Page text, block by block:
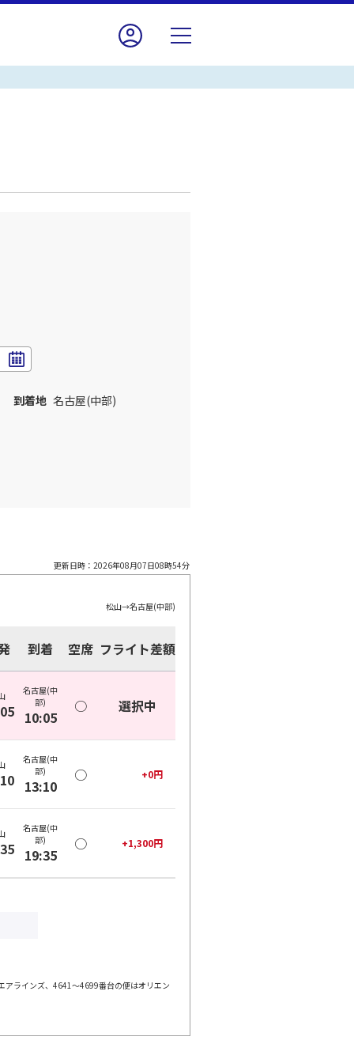
到着地 名古屋(中部)
更新日時： 2026年08月07日08時54分
松山→名古屋(中部)
到着 空席 フライト差額
名古屋(中
部)
10:05
○ 選択中
名古屋(中
部)
13:10
○ +0円
名古屋(中
部)
19:35
○ +1,300円
ラインズ、4641～4699番台の便はオリエン